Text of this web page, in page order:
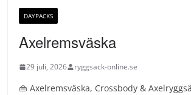
DAYPACKS
Axelremsväska
29 juli, 2026 ryggsack-online.se
👜 Axelremsväska, Crossbody &